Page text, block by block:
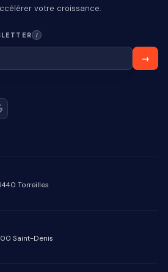
votre croissance.
I
Torreilles
Saint-Denis